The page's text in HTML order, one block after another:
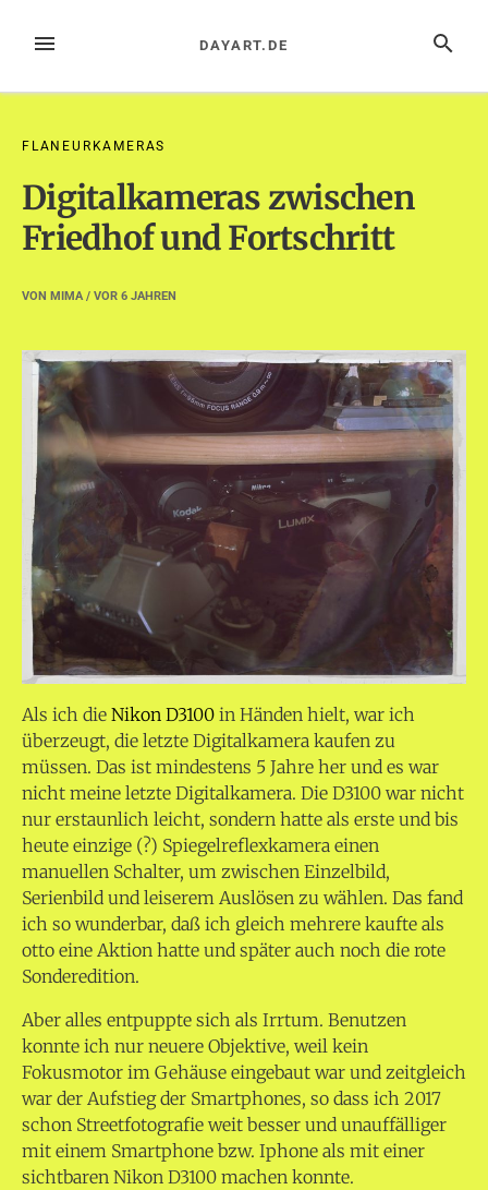
InhaltMENÜ SUCHE
DAYART.DE
FLANEURKAMERAS
Digitalkameras zwischen
Friedhof und Fortschritt
VON MIMA/ VOR 6 JAHREN
Als ich die Nikon D3100 in Händen hielt, war ich
überzeugt, die letzte Digitalkamera kaufen zu
müssen. Das ist mindestens 5 Jahre her und es war
nicht meine letzte Digitalkamera. Die D3100 war nicht
nur erstaunlich leicht, sondern hatte als erste und bis
heute einzige (?) Spiegelreflexkamera einen
manuellen Schalter, um zwischen Einzelbild,
Serienbild und leiserem Auslösen zu wählen. Das fand
ich so wunderbar, daß ich gleich mehrere kaufte als
otto eine Aktion hatte und später auch noch die rote
Sonderedition.
Aber alles entpuppte sich als Irrtum. Benutzen
konnte ich nur neuere Objektive, weil kein
Fokusmotor im Gehäuse eingebaut war und zeitgleich
war der Aufstieg der Smartphones, so dass ich 2017
schon Streetfotografie weit besser und unauffälliger
mit einem Smartphone bzw. Iphone als mit einer
sichtbaren Nikon D3100 machen konnte.